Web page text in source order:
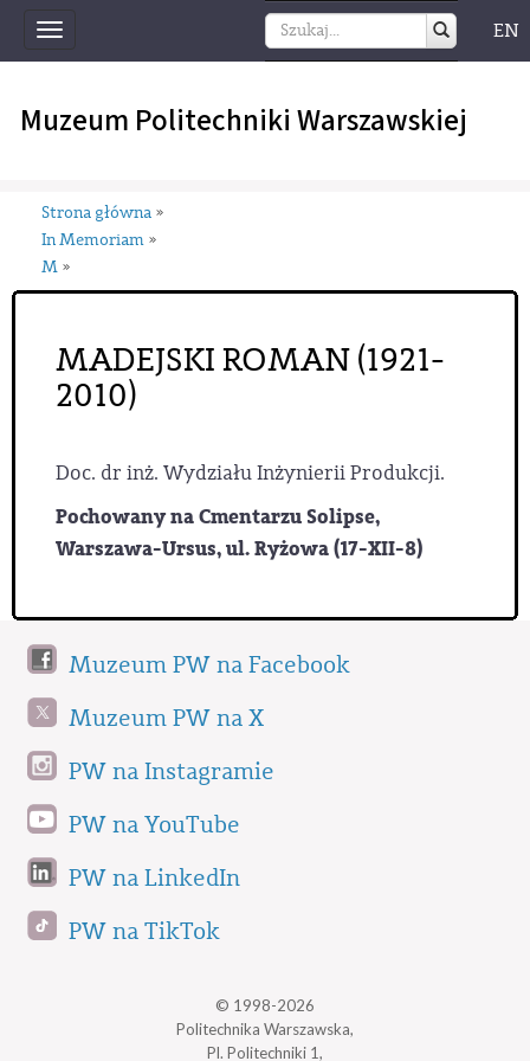
Toggle
navigation
EN
Muzeum Politechniki Warszawskiej
Strona główna »
In Memoriam »
M »
MADEJSKI ROMAN (1921-
2010)
Doc. dr inż. Wydziału Inżynierii Produkcji.
Pochowany na Cmentarzu Solipse,
Warszawa-Ursus, ul. Ryżowa (17-XII-8)
Muzeum PW na Facebook
Muzeum PW na X
PW na Instagramie
PW na YouTube
PW na LinkedIn
PW na TikTok
© 1998-2026
Politechnika Warszawska,
Pl. Politechniki 1,